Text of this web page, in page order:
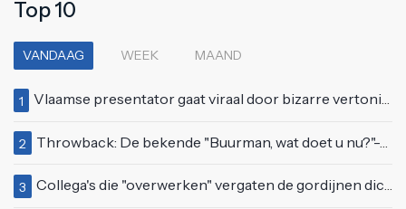
Top 10
VANDAAG WEEK MAAND
1 Vlaamse presentator gaat viraal door bizarre vertoning op live televisie: "Helemaal stijf van de bloem"
2 Throwback: De bekende "Buurman, wat doet u nu?"-scène uit Flodder met Tatjana Šimić
3 Collega's die "overwerken" vergaten de gordijnen dicht te doen